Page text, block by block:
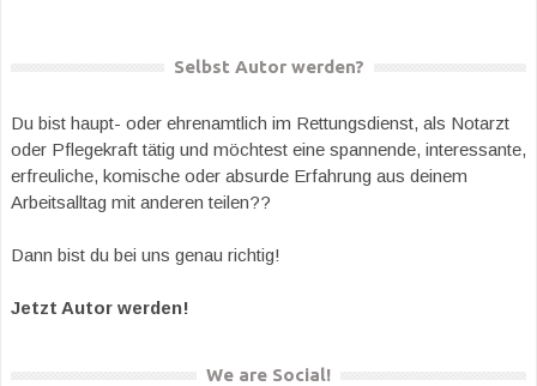
Selbst Autor werden?
Du bist haupt- oder ehrenamtlich im Rettungsdienst, als Notarzt
oder Pflegekraft tätig und möchtest eine spannende, interessante,
erfreuliche, komische oder absurde Erfahrung aus deinem
Arbeitsalltag mit anderen teilen??
Dann bist du bei uns genau richtig!
Jetzt Autor werden!
We are Social!